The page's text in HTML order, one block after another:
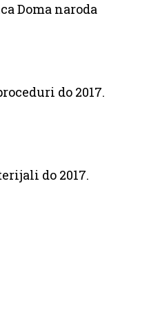
Doma naroda
do 2017.
do 2017.